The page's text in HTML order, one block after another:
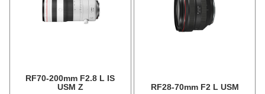
RF70-200mm F2.8 L IS
USM Z
RF28-70mm F2 L USM